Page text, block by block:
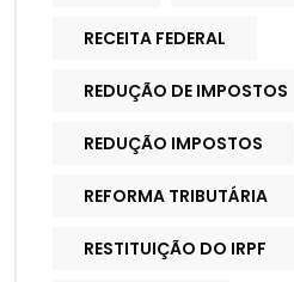
RECEITA FEDERAL
REDUÇÃO DE IMPOSTOS
REDUÇÃO IMPOSTOS
REFORMA TRIBUTÁRIA
RESTITUIÇÃO DO IRPF